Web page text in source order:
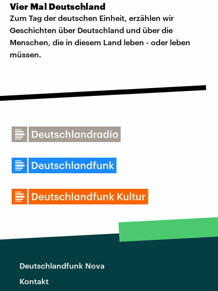
Vier Mal Deutschland
Zum Tag der deutschen Einheit, erzählen wir
Geschichten über Deutschland und über die
Menschen, die in diesem Land leben - oder leben
müssen.
Deutschlandfunk Nova
Kontakt